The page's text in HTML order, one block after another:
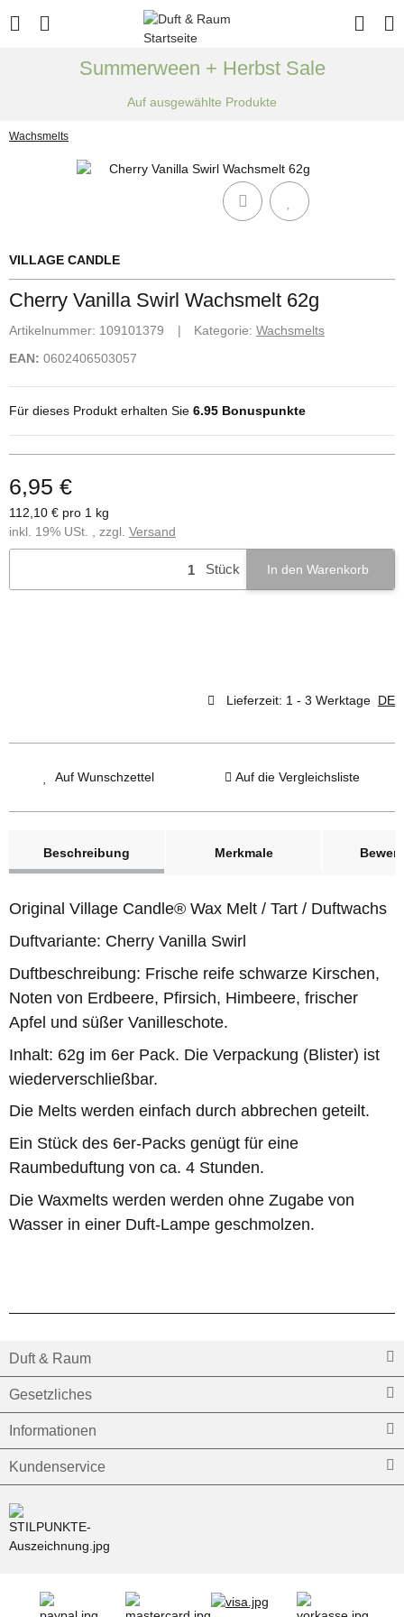
Summerween + Herbst Sale
Auf ausgewählte Produkte
Wachsmelts
VILLAGE CANDLE
Cherry Vanilla Swirl Wachsmelt 62g
Artikelnummer: 109101379 Kategorie: Wachsmelts
EAN: 0602406503057
Für dieses Produkt erhalten Sie 6.95 Bonuspunkte
6,95 €
112,10 € pro 1 kg
inkl. 19% USt. , zzgl. Versand
Stück In den Warenkorb
Lieferzeit: 1 - 3 Werktage DE
Auf Wunschzettel Auf die Vergleichsliste
Beschreibung
Merkmale
Original Village Candle® Wax Melt / Tart / Duftwachs
Duftvariante: Cherry Vanilla Swirl
Duftbeschreibung: Frische reife schwarze Kirschen,
Noten von Erdbeere, Pfirsich, Himbeere, frischer
Apfel und süßer Vanilleschote.
Inhalt: 62g im 6er Pack. Die Verpackung (Blister) ist
wiederverschließbar.
Die Melts werden einfach durch abbrechen geteilt.
Ein Stück des 6er-Packs genügt für eine
Raumbeduftung von ca. 4 Stunden.
Die Waxmelts werden werden ohne Zugabe von
Wasser in einer Duft-Lampe geschmolzen.
Duft & Raum
Gesetzliches
Informationen
Kundenservice